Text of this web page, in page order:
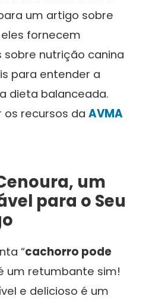
um artigo sobre
eles fornecem
nutrição canina
para entender a
dieta balanceada.
os recursos da AVMA
um
para o Seu
“cachorro pode
um retumbante sim!
e delicioso é um